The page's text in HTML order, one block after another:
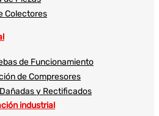
Colectores
de Funcionamiento
de Compresores
y Rectificados
industrial